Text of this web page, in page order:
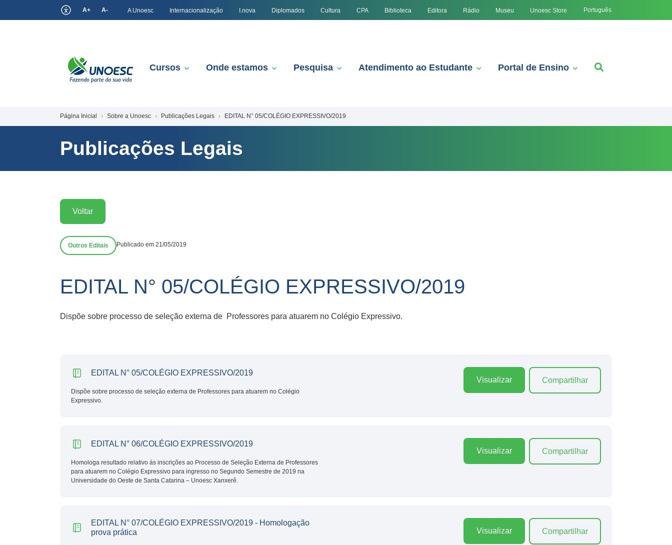
A+ A- A Unoesc Internacionalização I.nova Diplomados Cultura CPA Biblioteca Editora Rádio Museu Unoesc Store Português
Cursos Onde estamos Pesquisa Atendimento ao Estudante Portal de Ensino
Página Inicial Sobre a Unoesc Publicações Legais EDITAL N° 05/COLÉGIO EXPRESSIVO/2019
Publicações Legais
Voltar
Outros Editais Publicado em 21/05/2019
EDITAL N° 05/COLÉGIO EXPRESSIVO/2019
Dispõe sobre processo de seleção externa de Professores para atuarem no Colégio Expressivo.
EDITAL N° 05/COLÉGIO EXPRESSIVO/2019
Dispõe sobre processo de seleção externa de Professores para atuarem no Colégio
Expressivo.
Visualizar Compartilhar
EDITAL N° 06/COLÉGIO EXPRESSIVO/2019
Homologa resultado relativo às inscrições ao Processo de Seleção Externa de Professores
para atuarem no Colégio Expressivo para ingresso no Segundo Semestre de 2019 na
Universidade do Oeste de Santa Catarina – Unoesc Xanxerê.
Visualizar Compartilhar
EDITAL N° 07/COLÉGIO EXPRESSIVO/2019 - Homologação
prova prática
Visualizar Compartilhar